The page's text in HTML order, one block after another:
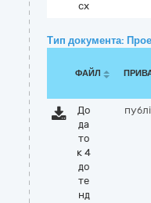
cx
Тип документа:
ФАЙЛ
До
да
то
к 4
до
те
нд